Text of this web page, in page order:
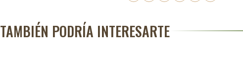
TAMBIÉN PODRÍA INTERESARTE